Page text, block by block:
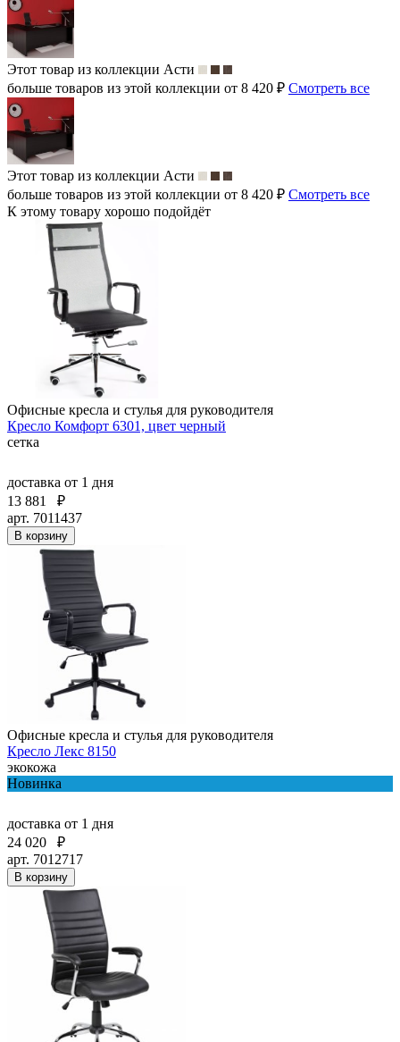
Этот товар из коллекции Асти
больше товаров из этой коллекции от 8 420 ₽ Смотреть все
Этот товар из коллекции Асти
больше товаров из этой коллекции от 8 420 ₽ Смотреть все
К этому товару хорошо подойдёт
Офисные кресла и стулья для руководителя
Кресло Комфорт 6301, цвет черный
сетка
доставка от 1 дня
13 881
₽
арт. 7011437
В корзину
Офисные кресла и стулья для руководителя
Кресло Лекс 8150
экокожа
Новинка
доставка от 1 дня
24 020
₽
арт. 7012717
В корзину